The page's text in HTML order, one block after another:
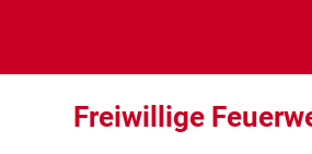
Freiwillige